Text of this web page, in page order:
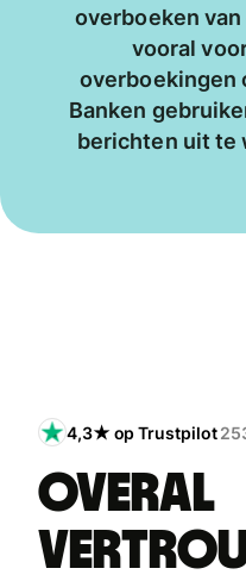
overboeken
vooral
overboekingen
Banken
berichten uit te
4,3★ op Trustpilot
Overal